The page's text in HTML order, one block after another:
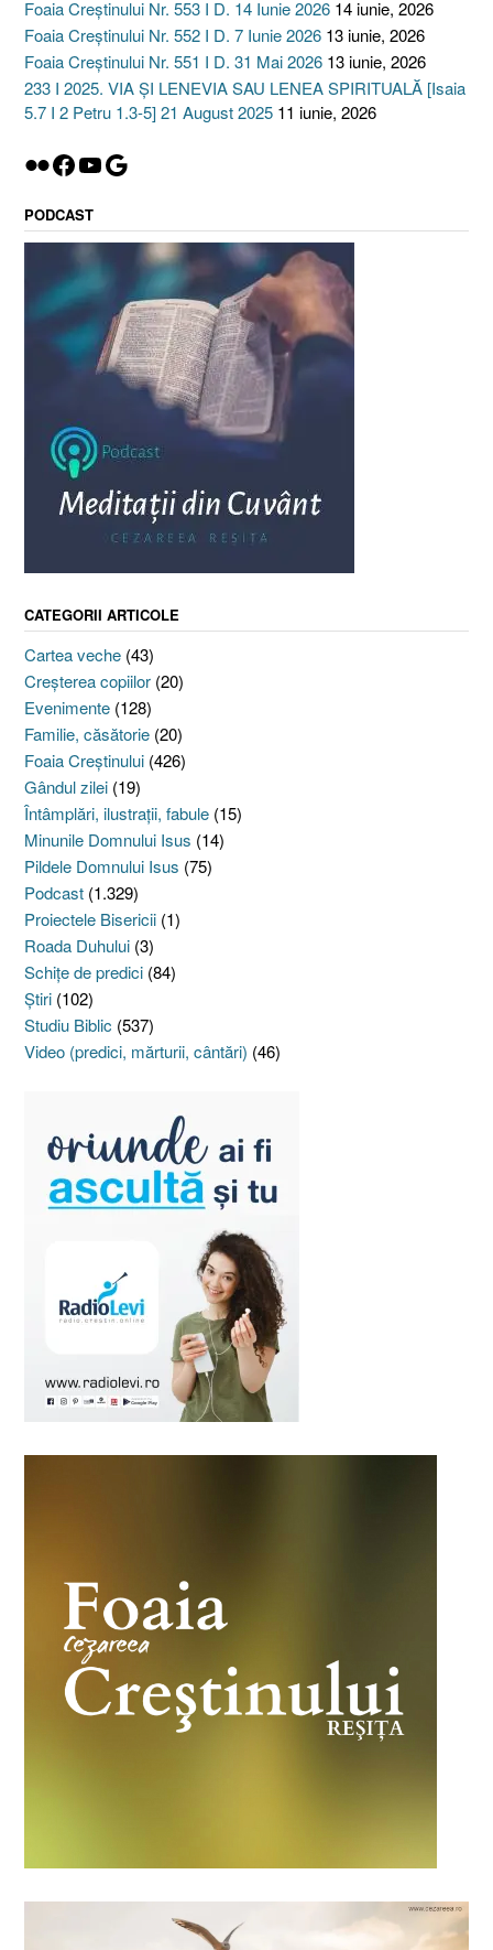
Foaia Creștinului Nr. 553 I D. 14 Iunie 2026 14 iunie, 2026
Foaia Creștinului Nr. 552 I D. 7 Iunie 2026 13 iunie, 2026
Foaia Creștinului Nr. 551 I D. 31 Mai 2026 13 iunie, 2026
233 I 2025. VIA ȘI LENEVIA SAU LENEA SPIRITUALĂ [Isaia
5.7 I 2 Petru 1.3-5] 21 August 2025 11 iunie, 2026
Flickr
Facebook
YouTube
Google
PODCAST
CATEGORII ARTICOLE
Cartea veche (43)
Creşterea copiilor (20)
Evenimente (128)
Familie, căsătorie (20)
Foaia Creştinului (426)
Gândul zilei (19)
Întâmplări, ilustraţii, fabule (15)
Minunile Domnului Isus (14)
Pildele Domnului Isus (75)
Podcast (1.329)
Proiectele Bisericii (1)
Roada Duhului (3)
Schiţe de predici (84)
Ştiri (102)
Studiu Biblic (537)
Video (predici, mărturii, cântări) (46)